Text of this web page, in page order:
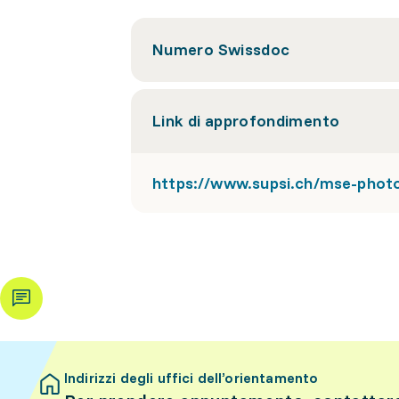
Numero Swissdoc
Link di approfondimento
https://www.supsi.ch/mse-
Indirizzi degli uffici dell’orientamento